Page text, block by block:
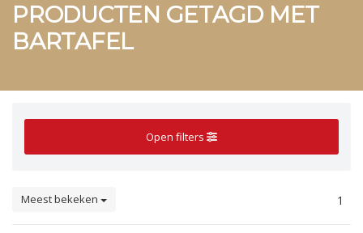
PRODUCTEN GETAGD MET
BARTAFEL
Open filters
Meest bekeken 1